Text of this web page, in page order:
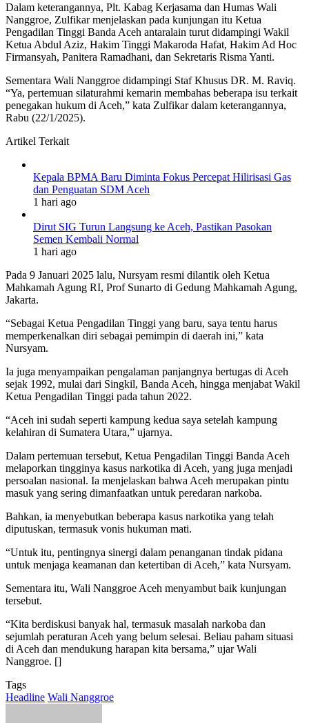
Dalam keterangannya, Plt. Kabag Kerjasama dan Humas Wali
Nanggroe, Zulfikar menjelaskan pada kunjungan itu Ketua
Pengadilan Tinggi Banda Aceh antaralain turut didampingi Wakil
Ketua Abdul Aziz, Hakim Tinggi Makaroda Hafat, Hakim Ad Hoc
Firmansyah, Panitera Ramadhani, dan Sekretaris Risma Yanti.
Sementara Wali Nanggroe didampingi Staf Khusus DR. M. Raviq.
“Ya, pertemuan silaturahmi kemarin membahas beberapa isu terkait
penegakan hukum di Aceh,” kata Zulfikar dalam keterangannya,
Rabu (22/1/2025).
Artikel Terkait
Kepala BPMA Baru Diminta Fokus Percepat Hilirisasi Gas
dan Penguatan SDM Aceh
1 hari ago
Dirut SIG Turun Langsung ke Aceh, Pastikan Pasokan
Semen Kembali Normal
1 hari ago
Pada 9 Januari 2025 lalu, Nursyam resmi dilantik oleh Ketua
Mahkamah Agung RI, Prof Sunarto di Gedung Mahkamah Agung,
Jakarta.
“Sebagai Ketua Pengadilan Tinggi yang baru, saya tentu harus
memperkenalkan diri sebagai pemimpin di daerah ini,” kata
Nursyam.
Ia juga menyampaikan pengalaman panjangnya bertugas di Aceh
sejak 1992, mulai dari Singkil, Banda Aceh, hingga menjabat Wakil
Ketua Pengadilan Tinggi pada tahun 2022.
“Aceh ini sudah seperti kampung kedua saya setelah kampung
kelahiran di Sumatera Utara,” ujarnya.
Dalam pertemuan tersebut, Ketua Pengadilan Tinggi Banda Aceh
melaporkan tingginya kasus narkotika di Aceh, yang juga menjadi
persoalan nasional. Ia menjelaskan bahwa Aceh merupakan pintu
masuk yang sering dimanfaatkan untuk peredaran narkoba.
Bahkan, ia menyebutkan beberapa kasus narkotika yang telah
diputuskan, termasuk vonis hukuman mati.
“Untuk itu, pentingnya sinergi dalam penanganan tindak pidana
untuk menjaga keamanan dan ketertiban di Aceh,” kata Nursyam.
Sementara itu, Wali Nanggroe Aceh menyambut baik kunjungan
tersebut.
“Kita berdiskusi banyak hal, termasuk masalah narkoba dan
sejumlah peraturan Aceh yang belum selesai. Beliau paham situasi
di Aceh dan mendukung harapan kita bersama,” ujar Wali
Nanggroe. []
Tags
Headline Wali Nanggroe